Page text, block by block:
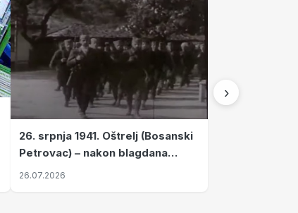
26. srpnja 1941. Oštrelj (Bosanski
Petrovac) – nakon blagdana
Svete Ane izvršen napad srpskih
26.07.2026
›